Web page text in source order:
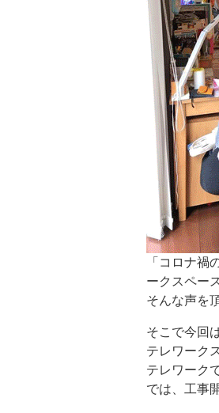
「コロナ
ークスペー
そんな声を
そこで今回
テレワーク
テレワーク
では、工事